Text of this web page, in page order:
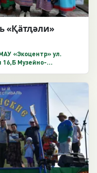
«Қӓтӆәли»
«Экоцентр» ул.
16,Б Музейно-